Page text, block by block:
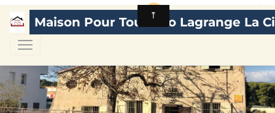
Maison Pour Tous Léo Lagrange La